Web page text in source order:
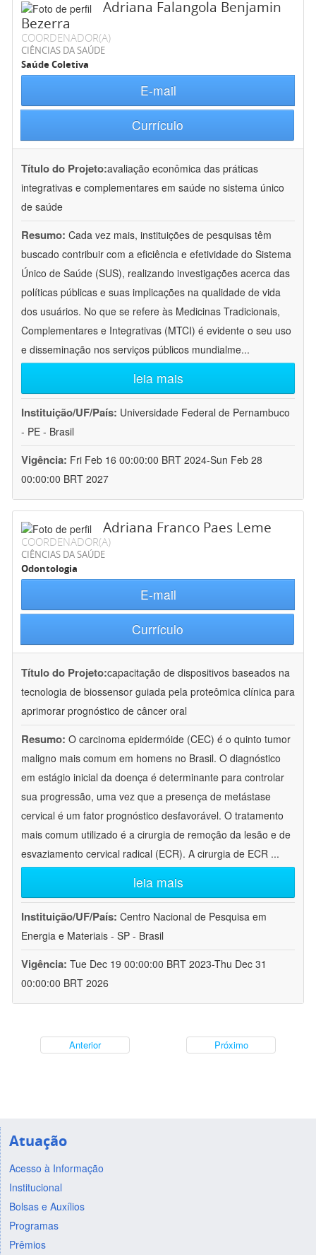
Adriana Falangola Benjamin
Bezerra
COORDENADOR(A)
CIÊNCIAS DA SAÚDE
Saúde Coletiva
E-mail
Currículo
Título do Projeto:avaliação econômica das práticas
integrativas e complementares em saúde no sistema único
de saúde
Resumo: Cada vez mais, instituições de pesquisas têm
buscado contribuir com a eficiência e efetividade do Sistema
Único de Saúde (SUS), realizando investigações acerca das
políticas públicas e suas implicações na qualidade de vida
dos usuários. No que se refere às Medicinas Tradicionais,
Complementares e Integrativas (MTCI) é evidente o seu uso
e disseminação nos serviços públicos mundialme...
leia mais
Instituição/UF/País: Universidade Federal de Pernambuco
- PE - Brasil
Vigência: Fri Feb 16 00:00:00 BRT 2024-Sun Feb 28
00:00:00 BRT 2027
Adriana Franco Paes Leme
COORDENADOR(A)
CIÊNCIAS DA SAÚDE
Odontologia
E-mail
Currículo
Título do Projeto:capacitação de dispositivos baseados na
tecnologia de biossensor guiada pela proteômica clínica para
aprimorar prognóstico de câncer oral
Resumo: O carcinoma epidermóide (CEC) é o quinto tumor
maligno mais comum em homens no Brasil. O diagnóstico
em estágio inicial da doença é determinante para controlar
sua progressão, uma vez que a presença de metástase
cervical é um fator prognóstico desfavorável. O tratamento
mais comum utilizado é a cirurgia de remoção da lesão e de
esvaziamento cervical radical (ECR). A cirurgia de ECR ...
leia mais
Instituição/UF/País: Centro Nacional de Pesquisa em
Energia e Materiais - SP - Brasil
Vigência: Tue Dec 19 00:00:00 BRT 2023-Thu Dec 31
00:00:00 BRT 2026
Anterior Próximo
Atuação
Acesso à Informação
Institucional
Bolsas e Auxílios
Programas
Prêmios